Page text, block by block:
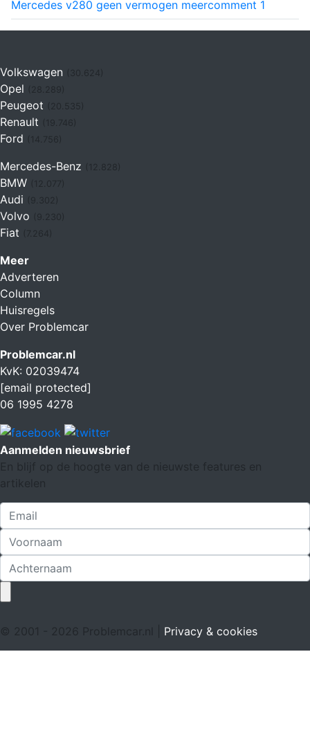
Mercedes v280 geen vermogen meercomment 1
Volkswagen (30.624)
Opel
Peugeot
Renault (19.746)
Ford (14.756)
Mercedes-Benz
BMW
Audi
Volvo
Fiat (7.264)
Meer
Adverteren
Column
Huisregels
Over Problemcar
Problemcar.nl
KvK: 02039474
[email protected]
06 1995 4278
Aanmelden nieuwsbrief
En blijf op de hoogte van de nieuwste features en
artikelen
© 2001 - 2026 Problemcar.nl | Privacy & cookies